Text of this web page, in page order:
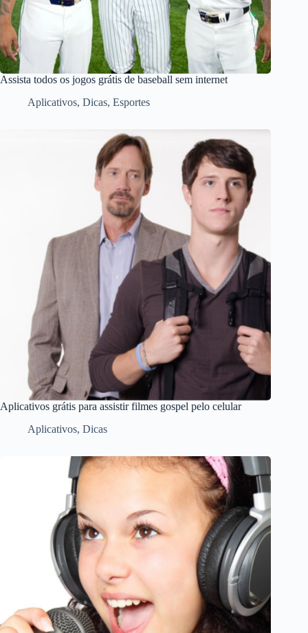
Assista todos os jogos grátis de baseball sem internet
Aplicativos, Dicas, Esportes
Aplicativos grátis para assistir filmes gospel pelo celular
Aplicativos, Dicas